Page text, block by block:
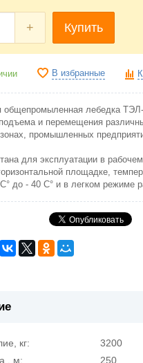
+ Купить
В избранные
общепромыленная лебедка
и перемещения
промышленных
для эксплуатации в
площадке,
до - 40 С° и в легком режиме
кг:
3200
, м:
250